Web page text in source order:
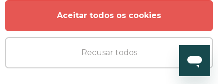
Aceitar todos os cookies
Recusar todos